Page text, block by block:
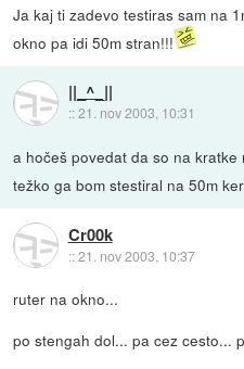
Ja kaj ti zadevo testiras sam na
okno pa idi 50m stran!!!
||_^_||
::21. nov 2003, 10:31
a hočeš povedat da so na
težko ga bom stestiral na 50m
Cr00k
::21. nov 2003, 10:37
ruter na okno...
po stengah dol... pa cez cesto...